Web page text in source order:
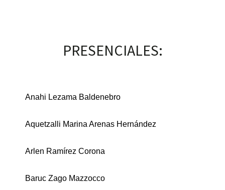
PRESENCIALES:
Anahi Lezama Baldenebro
Aquetzalli Marina Arenas Hernández
Arlen Ramírez Corona
Baruc Zago Mazzocco